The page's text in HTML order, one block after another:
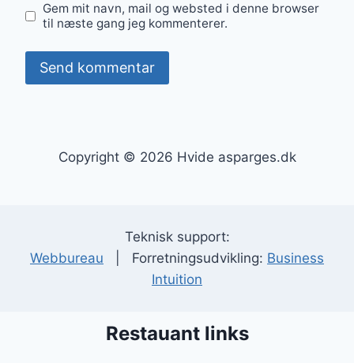
Gem mit navn, mail og websted i denne browser
til næste gang jeg kommenterer.
Copyright © 2026 Hvide asparges.dk
Teknisk support:
Webbureau | Forretningsudvikling: Business
Intuition
Restauant links